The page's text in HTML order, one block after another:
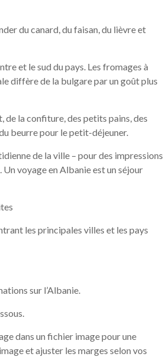
du canard, du faisan, du lièvre et
et le sud du pays. Les fromages à
diffère de la bulgare par un goût plus
de la confiture, des petits pains, des
beurre pour le petit-déjeuner.
de la ville – pour des impressions
voyage en Albanie est un séjour
les principales villes et les pays
sur l’Albanie.
dans un fichier image pour une
et ajuster les marges selon vos